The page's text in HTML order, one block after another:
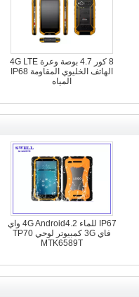
8 كور 4.7 بوصة وعرة 4G LTE
الهاتف الخليوي المقاومة IP68
المياه
IP67 للماء 4G Android4.2 واي
فاي 3G كمبيوتر لوحي TP70
MTK6589T